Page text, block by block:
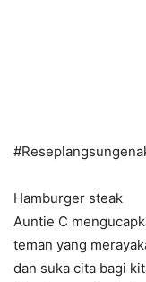
Hamburger steak
Auntie C
teman yang
dan suka cita bagi